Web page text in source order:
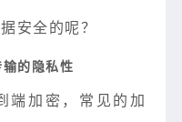
安全的呢？
的隐私性
端加密，常见的加